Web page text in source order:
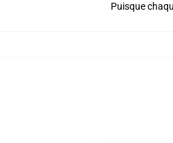
Puisque